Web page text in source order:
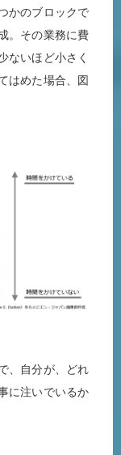
かのブロックで
。その業務に費
ないほど小さく
はめた場合、図
、自分が、どれ
に注いでいるか